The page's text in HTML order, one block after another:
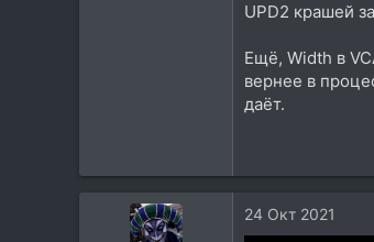
UPD2 крашей
Ещё, Width в
вернее в
даёт.
24 Окт 2021